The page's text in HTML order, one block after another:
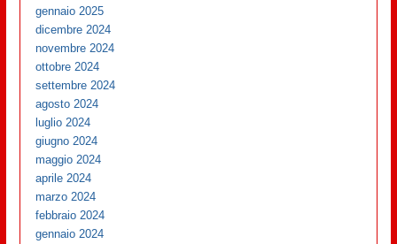
gennaio 2025
dicembre 2024
novembre 2024
ottobre 2024
settembre 2024
agosto 2024
luglio 2024
giugno 2024
maggio 2024
aprile 2024
marzo 2024
febbraio 2024
gennaio 2024